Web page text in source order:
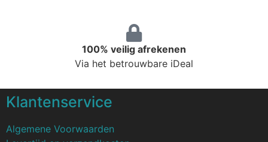
100% veilig afrekenen
Via het betrouwbare iDeal
Klantenservice
Algemene Voorwaarden